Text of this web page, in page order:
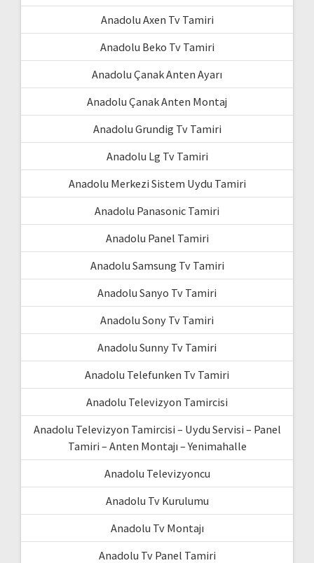
Anadolu Axen Tv Tamiri
Anadolu Beko Tv Tamiri
Anadolu Çanak Anten Ayarı
Anadolu Çanak Anten Montaj
Anadolu Grundig Tv Tamiri
Anadolu Lg Tv Tamiri
Anadolu Merkezi Sistem Uydu Tamiri
Anadolu Panasonic Tamiri
Anadolu Panel Tamiri
Anadolu Samsung Tv Tamiri
Anadolu Sanyo Tv Tamiri
Anadolu Sony Tv Tamiri
Anadolu Sunny Tv Tamiri
Anadolu Telefunken Tv Tamiri
Anadolu Televizyon Tamircisi
Anadolu Televizyon Tamircisi – Uydu Servisi – Panel
Tamiri – Anten Montajı – Yenimahalle
Anadolu Televizyoncu
Anadolu Tv Kurulumu
Anadolu Tv Montajı
Anadolu Tv Panel Tamiri